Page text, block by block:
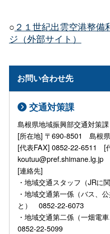
○２１世紀出雲空港整
ジ（外部サイト）
お問い合わせ先
交通対策課
島根県地域振興部交通対策課
[所在地] 〒690-8501 島根
[代表FAX] 0852-22-6511 [
koutuu@pref.shimane.lg.jp
[連絡先]
・地域交通スタッフ（JR
・地域交通第一係（バス、
と） 0852-22-6073
・地域交通第二係（一畑電
0852-22-5099